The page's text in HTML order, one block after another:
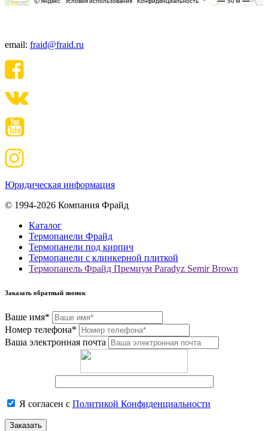
email: fraid@fraid.ru
Юридическая информация
© 1994-2026 Компания Фрайд
Каталог
Термопанели Фрайд
Термопанели под кирпич
Термопанели с клинкерной плиткой
Термопанель Фрайд Премиум Paradyz Semir Brown
Заказать обратный звонок
Ваше имя*
Номер телефона*
Ваша электронная почта
Я согласен с Политикой Конфиденциальности
Заказать